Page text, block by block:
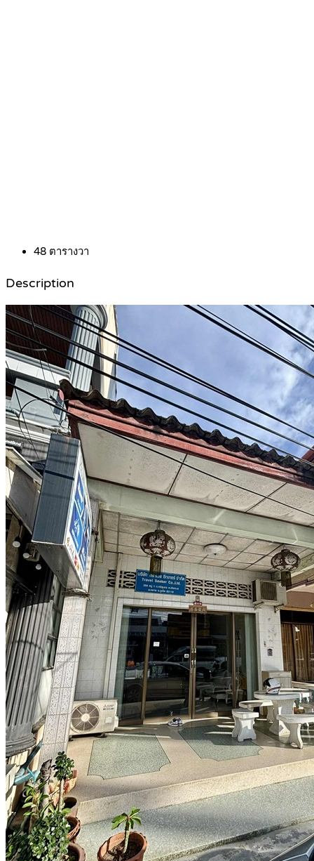
48 ตารางวา
Description